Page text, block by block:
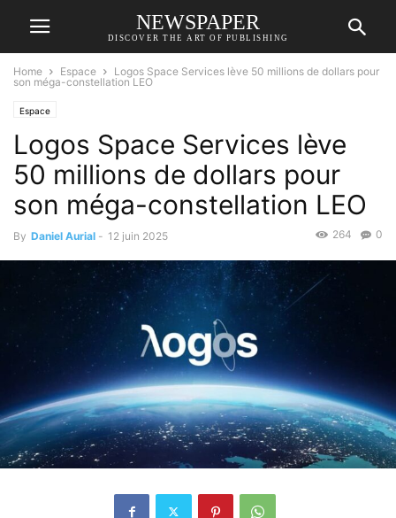
NEWSPAPER
DISCOVER THE ART OF PUBLISHING
Home Espace
Logos Space Services lève 50 millions de dollars pour
son méga-constellation LEO
Espace
Logos Space Services lève
50 millions de dollars pour
son méga-constellation LEO
By Daniel Aurial - 12 juin 2025 0
264